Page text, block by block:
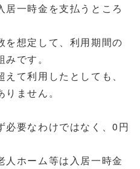
一時金を支払うところ
を想定して、利用期間の
です。
て利用したとしても、
ません。
必要なわけではなく、0円
人ホーム等は入居一時金